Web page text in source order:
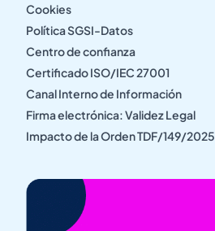
Cookies
Política SGSI-Datos
Centro de confianza
Certificado ISO/IEC 27001
Canal Interno de Información
Firma electrónica: Validez Legal
Impacto de la Orden TDF/149/2025